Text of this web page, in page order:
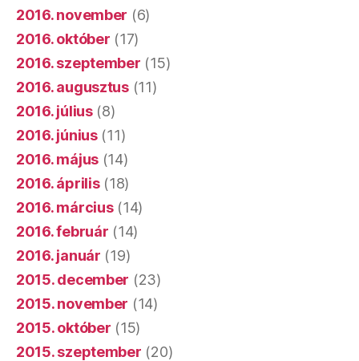
2016. november (6)
2016. október (17)
2016. szeptember (15)
2016. augusztus(11)
2016. július(8)
2016. június(11)
2016. május (14)
2016. április(18)
2016. március(14)
2016. február (14)
2016. január (19)
2015. december (23)
2015. november (14)
2015. október (15)
2015. szeptember (20)